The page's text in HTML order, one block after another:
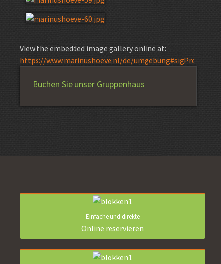
View the embedded image gallery online at:
https://www.marinushoeve.nl/de/
Buchen Sie unser Gruppenhaus
Einfache und direkte
Online reservieren